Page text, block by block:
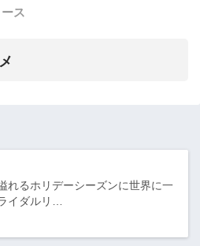
ス
れるホリデーシーズンに世界に一
イダルリ…